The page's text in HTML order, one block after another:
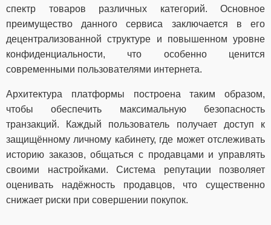
спектр товаров различных категорий. Основное
преимущество данного сервиса заключается в его
децентрализованной структуре и повышенном уровне
конфиденциальности, что особенно ценится
современными пользователями интернета.
Архитектура платформы построена таким образом,
чтобы обеспечить максимальную безопасность
транзакций. Каждый пользователь получает доступ к
защищённому личному кабинету, где может отслеживать
историю заказов, общаться с продавцами и управлять
своими настройками. Система репутации позволяет
оценивать надёжность продавцов, что существенно
снижает риски при совершении покупок.